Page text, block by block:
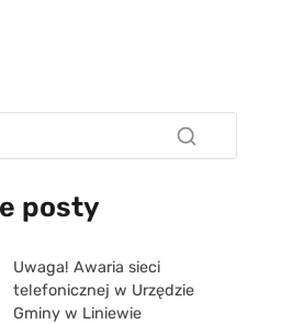
posty
Uwaga! Awaria sieci
telefonicznej w Urzędzie
Gminy w Liniewie